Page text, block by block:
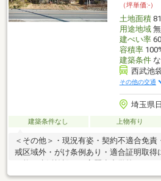
（坪単価:-）
土地面積
用途地域無
建ぺい率
容積率
建築条件な
西武池
その他の交通
埼玉県
建築条件なし 上物有り
＜その他＞・現況有姿・契約不適合免
戒区域外・がけ条例あり・適合証明取得
ｍ）・フレンド認定こども園（1800ｍ